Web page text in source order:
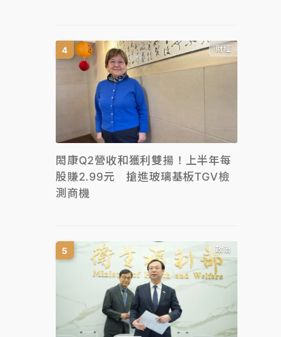
財經
閎康Q2營收和獲利雙揚！上半年每
股賺2.99元 搶進玻璃基板TGV檢
測商機
政治